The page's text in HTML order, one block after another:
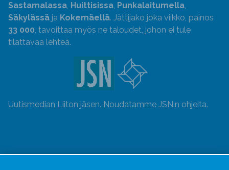
Sastamalassa, Huittisissa, Punkalaitumella,
Säkylässä ja Kokemäellä. Jättijako joka viikko, painos
33 000, tavoittaa myös ne taloudet, johon ei tule
tilattavaa lehteä.
Uutismedian Liiton jäsen. Noudatamme JSN:n ohjeita.